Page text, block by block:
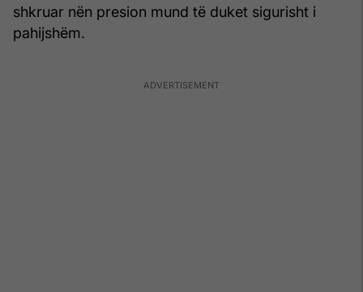
shkruar nën presion mund të duket sigurisht i
pahijshëm.